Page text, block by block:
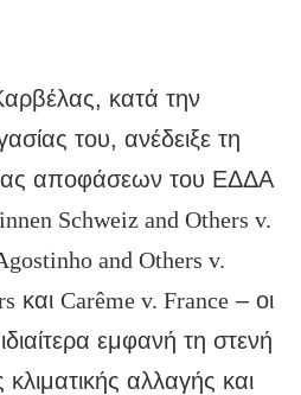
κατά την
του, ανέδειξε τη
αποφάσεων του ΕΔΔΑ
Schweiz and Others v.
and Others v.
και Carême v. France – οι
εμφανή τη στενή
αλλαγής και